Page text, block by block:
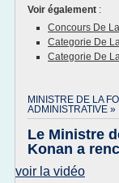
Voir également :
Concours De
Categorie De
Categorie De
MINISTRE DE LA
ADMINISTRATIVE »
Le Ministre
Konan a
voir la vidéo